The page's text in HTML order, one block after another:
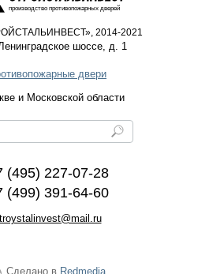
производство противопожарных дверей
2014-2021
шоссе, д. 1
двери
и Московской области
(495) 227-07-28
(499) 391-64-60
Сделано в Redmedia